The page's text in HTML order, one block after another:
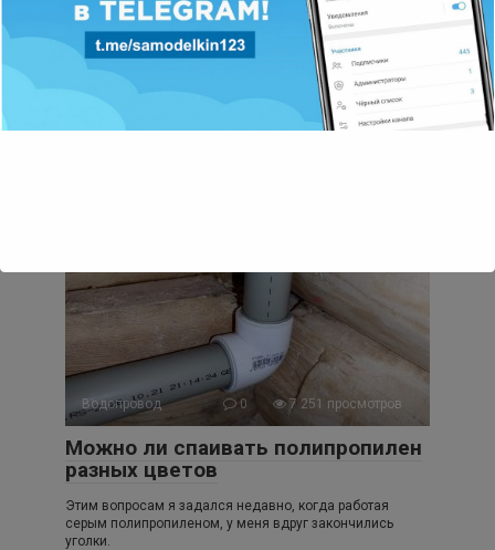
7 379 просмотров
Водопровод 0 7 251 просмотров
Можно ли спаивать полипропилен
разных цветов
Этим вопросам я задался недавно, когда работая
серым полипропиленом, у меня вдруг закончились
уголки.